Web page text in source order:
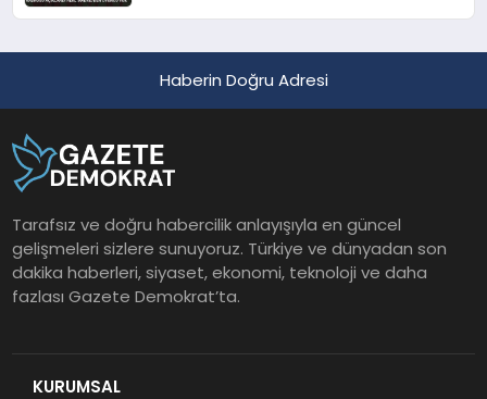
Haberin Doğru Adresi
Tarafsız ve doğru habercilik anlayışıyla en güncel
gelişmeleri sizlere sunuyoruz. Türkiye ve dünyadan son
dakika haberleri, siyaset, ekonomi, teknoloji ve daha
fazlası Gazete Demokrat’ta.
KURUMSAL